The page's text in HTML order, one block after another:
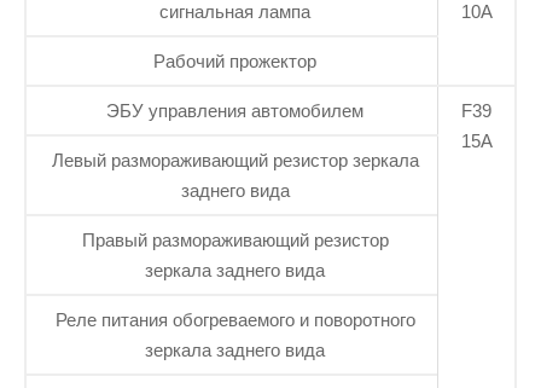
сигнальная лампа
10А
Рабочий прожектор
ЭБУ управления автомобилем
F39
15А
Левый размораживающий резистор зеркала
заднего вида
Правый размораживающий резистор
зеркала заднего вида
Реле питания обогреваемого и поворотного
зеркала заднего вида